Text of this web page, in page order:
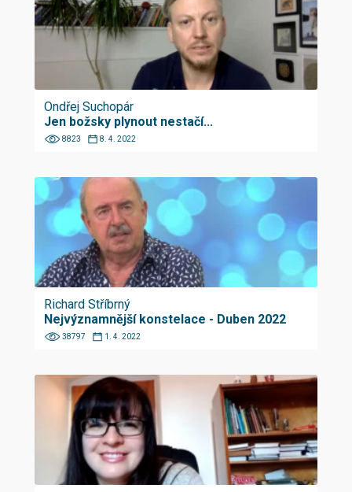
Ondřej Suchopár
Jen božsky plynout nestačí...
8823 8. 4. 2022
Richard Stříbrný
Nejvýznamnější konstelace - Duben 2022
38797 1. 4. 2022